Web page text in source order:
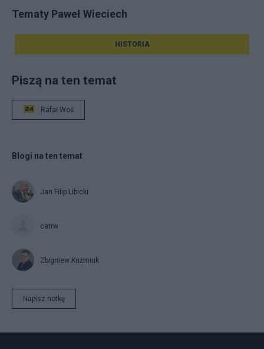
Tematy Paweł Wieciech
HISTORIA
Piszą na ten temat
Rafał Woś
Blogi na ten temat
Jan Filip Libicki
catrw
Zbigniew Kuźmiuk
Napisz notkę